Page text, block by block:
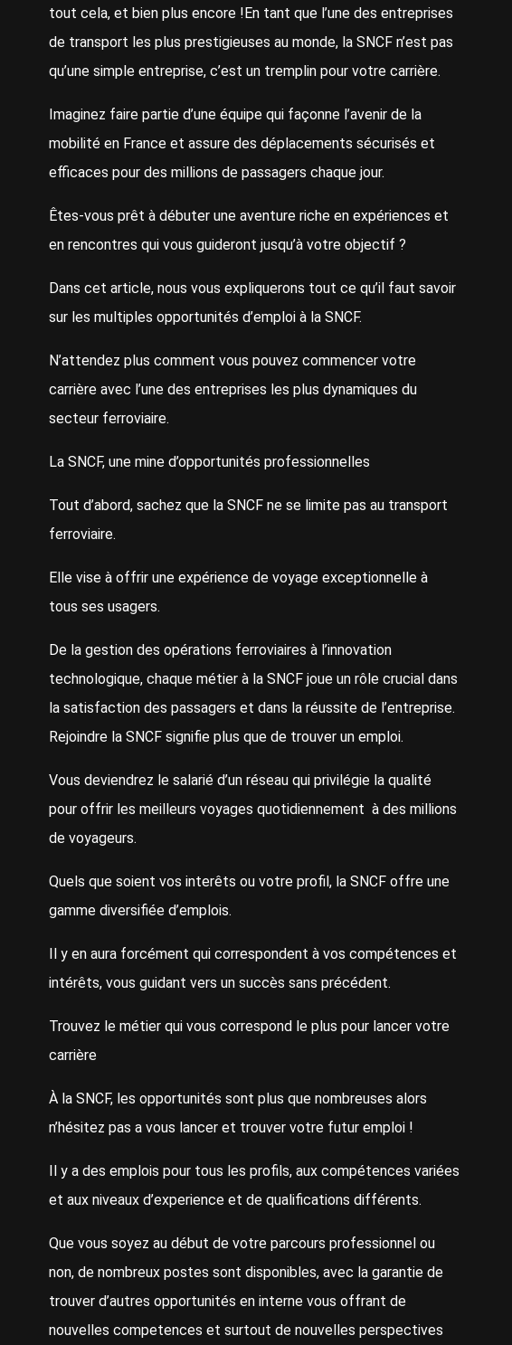
tout cela, et bien plus encore !En tant que l’une des entreprises
de transport les plus prestigieuses au monde, la SNCF n’est pas
qu’une simple entreprise, c’est un tremplin pour votre carrière.
Imaginez faire partie d’une équipe qui façonne l’avenir de la
mobilité en France et assure des déplacements sécurisés et
efficaces pour des millions de passagers chaque jour.
Êtes-vous prêt à débuter une aventure riche en expériences et
en rencontres qui vous guideront jusqu’à votre objectif ?
Dans cet article, nous vous expliquerons tout ce qu’il faut savoir
sur les multiples opportunités d’emploi à la SNCF.
N’attendez plus comment vous pouvez commencer votre
carrière avec l’une des entreprises les plus dynamiques du
secteur ferroviaire.
La SNCF, une mine d’opportunités professionnelles
Tout d’abord, sachez que la SNCF ne se limite pas au transport
ferroviaire.
Elle vise à offrir une expérience de voyage exceptionnelle à
tous ses usagers.
De la gestion des opérations ferroviaires à l’innovation
technologique, chaque métier à la SNCF joue un rôle crucial dans
la satisfaction des passagers et dans la réussite de l’entreprise.
Rejoindre la SNCF signifie plus que de trouver un emploi.
Vous deviendrez le salarié d’un réseau qui privilégie la qualité
pour offrir les meilleurs voyages quotidiennement à des millions
de voyageurs.
Quels que soient vos interêts ou votre profil, la SNCF offre une
gamme diversifiée d’emplois.
Il y en aura forcément qui correspondent à vos compétences et
intérêts, vous guidant vers un succès sans précédent.
Trouvez le métier qui vous correspond le plus pour lancer votre
carrière
À la SNCF, les opportunités sont plus que nombreuses alors
n’hésitez pas a vous lancer et trouver votre futur emploi !
Il y a des emplois pour tous les profils, aux compétences variées
et aux niveaux d’experience et de qualifications différents.
Que vous soyez au début de votre parcours professionnel ou
non, de nombreux postes sont disponibles, avec la garantie de
trouver d’autres opportunités en interne vous offrant de
nouvelles competences et surtout de nouvelles perspectives